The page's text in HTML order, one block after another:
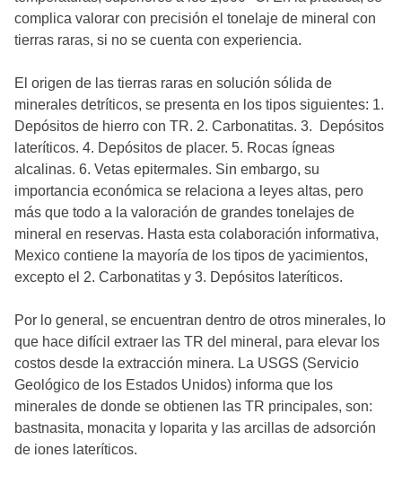
complica valorar con precisión el tonelaje de mineral con
tierras raras, si no se cuenta con experiencia.
El origen de las tierras raras en solución sólida de
minerales detríticos, se presenta en los tipos siguientes: 1.
Depósitos de hierro con TR. 2. Carbonatitas. 3. Depósitos
lateríticos. 4. Depósitos de placer. 5. Rocas ígneas
alcalinas. 6. Vetas epitermales. Sin embargo, su
importancia económica se relaciona a leyes altas, pero
más que todo a la valoración de grandes tonelajes de
mineral en reservas. Hasta esta colaboración informativa,
Mexico contiene la mayoría de los tipos de yacimientos,
excepto el 2. Carbonatitas y 3. Depósitos lateríticos.
Por lo general, se encuentran dentro de otros minerales, lo
que hace difícil extraer las TR del mineral, para elevar los
costos desde la extracción minera. La USGS (Servicio
Geológico de los Estados Unidos) informa que los
minerales de donde se obtienen las TR principales, son:
bastnasita, monacita y loparita y las arcillas de adsorción
de iones lateríticos.